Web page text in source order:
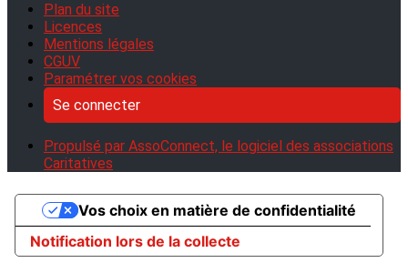
Plan du site
Licences
Mentions légales
CGUV
Paramétrer vos cookies
Se connecter
Propulsé par AssoConnect, le logiciel des associations
Caritatives
Notification lors de la collecte
Vos choix en matière de confidentialité